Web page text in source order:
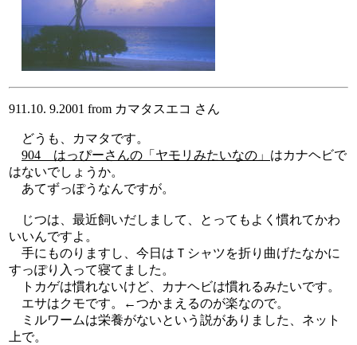
911.10. 9.2001 from カマタスエコ さん
どうも、カマタです。
904 はっぴーさんの「ヤモリみたいなの」 はカナヘビで
はないでしょうか。
あてずっぽうなんですが。
じつは、最近飼いだしまして、とってもよく慣れてかわ
いいんですよ。
手にものりますし、今日はＴシャツを折り曲げたなかに
すっぽり入って寝てました。
トカゲは慣れないけど、カナヘビは慣れるみたいです。
エサはクモです。←つかまえるのが楽なので。
ミルワームは栄養がないという説がありました、ネット
上で。